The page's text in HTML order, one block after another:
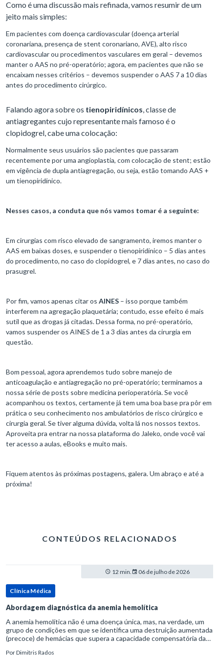
Como é uma discussão mais refinada, vamos resumir de um
jeito mais simples:
Em pacientes com doença cardiovascular (doença arterial
coronariana, presença de stent coronariano, AVE), alto risco
cardiovascular ou procedimentos vasculares em geral – devemos
manter o AAS no pré-operatório; agora, em pacientes que não se
encaixam nesses critérios – devemos suspender o AAS 7 a 10 dias
antes do procedimento cirúrgico.
Falando agora sobre os tienopiridínicos, classe de
antiagregantes cujo representante mais famoso é o
clopidogrel, cabe uma colocação:
Normalmente seus usuários são pacientes que passaram
recentemente por uma angioplastia, com colocação de stent; estão
em vigência de dupla antiagregação, ou seja, estão tomando AAS +
um tienopiridínico.
Nesses casos, a conduta que nós vamos tomar é a seguinte:
Em cirurgias com risco elevado de sangramento, iremos manter o
AAS em baixas doses, e suspender o tienopiridínico – 5 dias antes
do procedimento, no caso do clopidogrel, e 7 dias antes, no caso do
prasugrel.
Por fim, vamos apenas citar os AINES – isso porque também
interferem na agregação plaquetária; contudo, esse efeito é mais
sutil que as drogas já citadas. Dessa forma, no pré-operatório,
vamos suspender os AINES de 1 a 3 dias antes da cirurgia em
questão.
Bom pessoal, agora aprendemos tudo sobre manejo de
anticoagulação e antiagregação no pré-operatório; terminamos a
nossa série de posts sobre medicina perioperatória. Se você
acompanhou os textos, certamente já tem uma boa base pra pôr em
prática o seu conhecimento nos ambulatórios de risco cirúrgico e
cirurgia geral. Se tiver alguma dúvida, volta lá nos nossos textos.
Aproveita pra entrar na nossa plataforma do Jaleko, onde você vai
ter acesso a aulas, eBooks e muito mais.
Fiquem atentos às próximas postagens, galera. Um abraço e até a
próxima!
CONTEÚDOS RELACIONADOS
12 min. 06 de julho de 2026
Clínica Médica
Abordagem diagnóstica da anemia hemolítica
A anemia hemolítica não é uma doença única, mas, na verdade, um
grupo de condições em que se identifica uma destruição aumentada
(precoce) de hemácias que supera a capacidade compensatória da
PorDimitris Rados